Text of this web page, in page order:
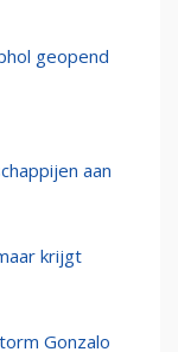
geopend
aan
krijgt
Gonzalo